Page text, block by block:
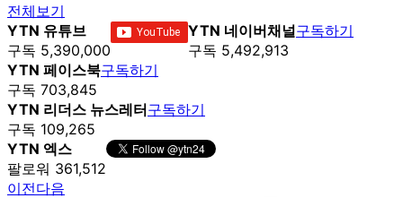
전체보기
YTN 유튜브
구독 5,390,000
YTN 네이버채널
구독 5,492,913
구독하기
YTN 페이스북
구독 703,845
구독하기
YTN 리더스 뉴스레터
구독 109,265
구독하기
YTN 엑스
팔로워 361,512
이전다음